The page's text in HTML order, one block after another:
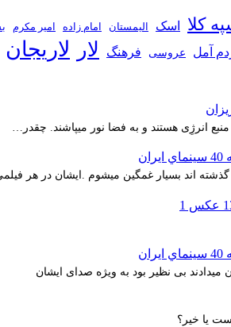
کلا اسک الیمستان امام زاده امیر مکرم
آمل عروسی فرهنگ لار لاریجان
انرژِی هستند و به فضا نور میپاشند. چقدر…
گذشته اند بسیار غمگین میشوم .ایشان در هر
بی نظیر بود به ویژه صدای ایشان
یا خیر؟